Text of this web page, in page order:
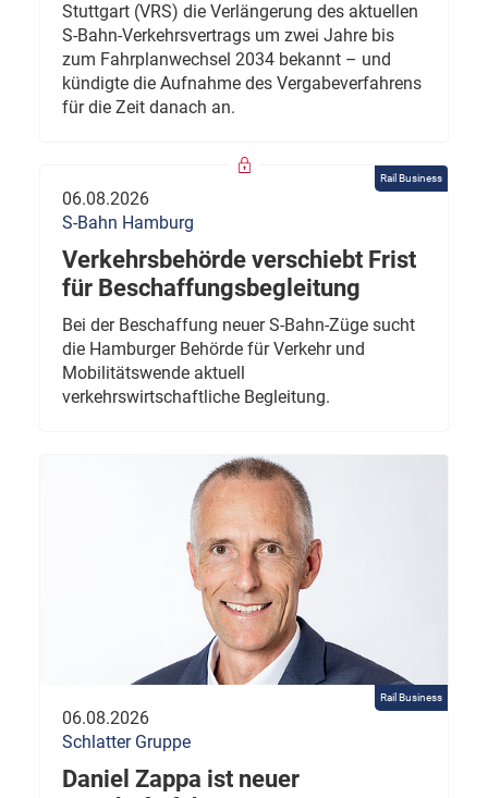
Stuttgart (VRS) die Verlängerung des aktuellen
S-Bahn-Verkehrsvertrags um zwei Jahre bis
zum Fahrplanwechsel 2034 bekannt – und
kündigte die Aufnahme des Vergabeverfahrens
für die Zeit danach an.
Rail Business
06.08.2026
S-Bahn Hamburg
Verkehrsbehörde verschiebt Frist
für Beschaffungsbegleitung
Bei der Beschaffung neuer S-Bahn-Züge sucht
die Hamburger Behörde für Verkehr und
Mobilitätswende aktuell
verkehrswirtschaftliche Begleitung.
Rail Business
06.08.2026
Schlatter Gruppe
Daniel Zappa ist neuer